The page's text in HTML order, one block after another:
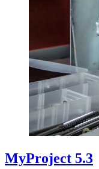
MyProject 5.3